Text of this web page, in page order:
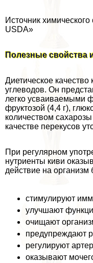
Источник
USDA»
Полезные свойства
Диетическое
углеводов. Он
легко усваиваемыми
фруктозой (4,4 г),
количеством
качестве перекусов
При регулярном
нутриенты киви
действие на
стимулируют
улучшают
очищают
предупреждают
регулируют
оказывают